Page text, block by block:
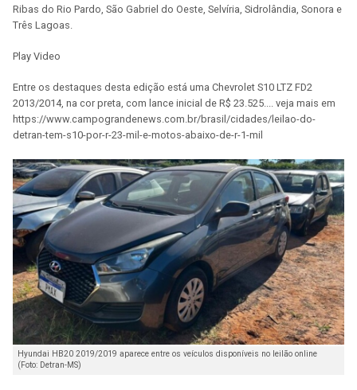
Ribas do Rio Pardo, São Gabriel do Oeste, Selvíria, Sidrolândia, Sonora e
Três Lagoas.
Play Video
Entre os destaques desta edição está uma Chevrolet S10 LTZ FD2
2013/2014, na cor preta, com lance inicial de R$ 23.525.... veja mais em
https://www.campograndenews.com.br/brasil/cidades/leilao-do-
detran-tem-s10-por-r-23-mil-e-motos-abaixo-de-r-1-mil
Hyundai HB20 2019/2019 aparece entre os veículos disponíveis no leilão online
(Foto: Detran-MS)